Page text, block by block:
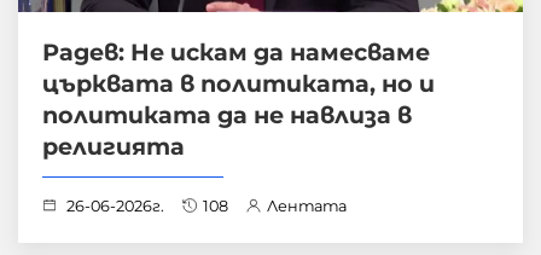
Радев: Не искам да намесваме
църквата в политиката, но и
политиката да не навлиза в
религията
26-06-2026г. 108 Лентата